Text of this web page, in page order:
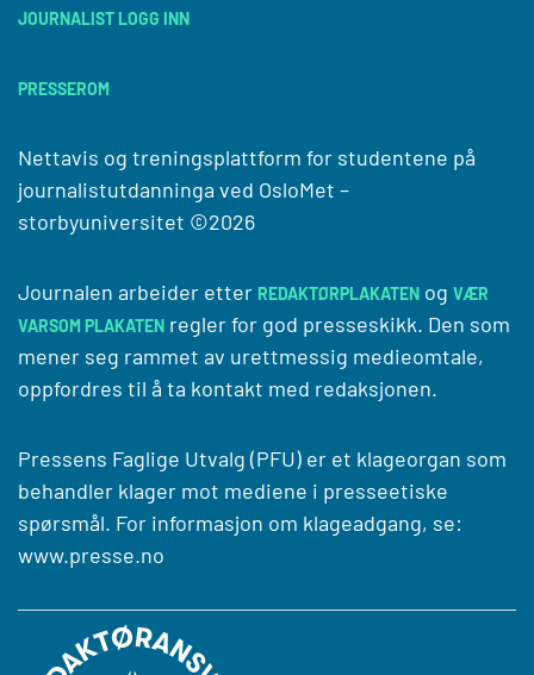
JOURNALIST LOGG INN
PRESSEROM
Nettavis og treningsplattform for studentene på
journalistutdanninga ved OsloMet –
storbyuniversitet ©2026
Journalen arbeider etter REDAKTØRPLAKATEN og VÆR
VARSOM PLAKATEN regler for god presseskikk. Den som
mener seg rammet av urettmessig medieomtale,
oppfordres til å ta kontakt med redaksjonen.
Pressens Faglige Utvalg (PFU) er et klageorgan som
behandler klager mot mediene i presseetiske
spørsmål. For informasjon om klageadgang, se:
www.presse.no